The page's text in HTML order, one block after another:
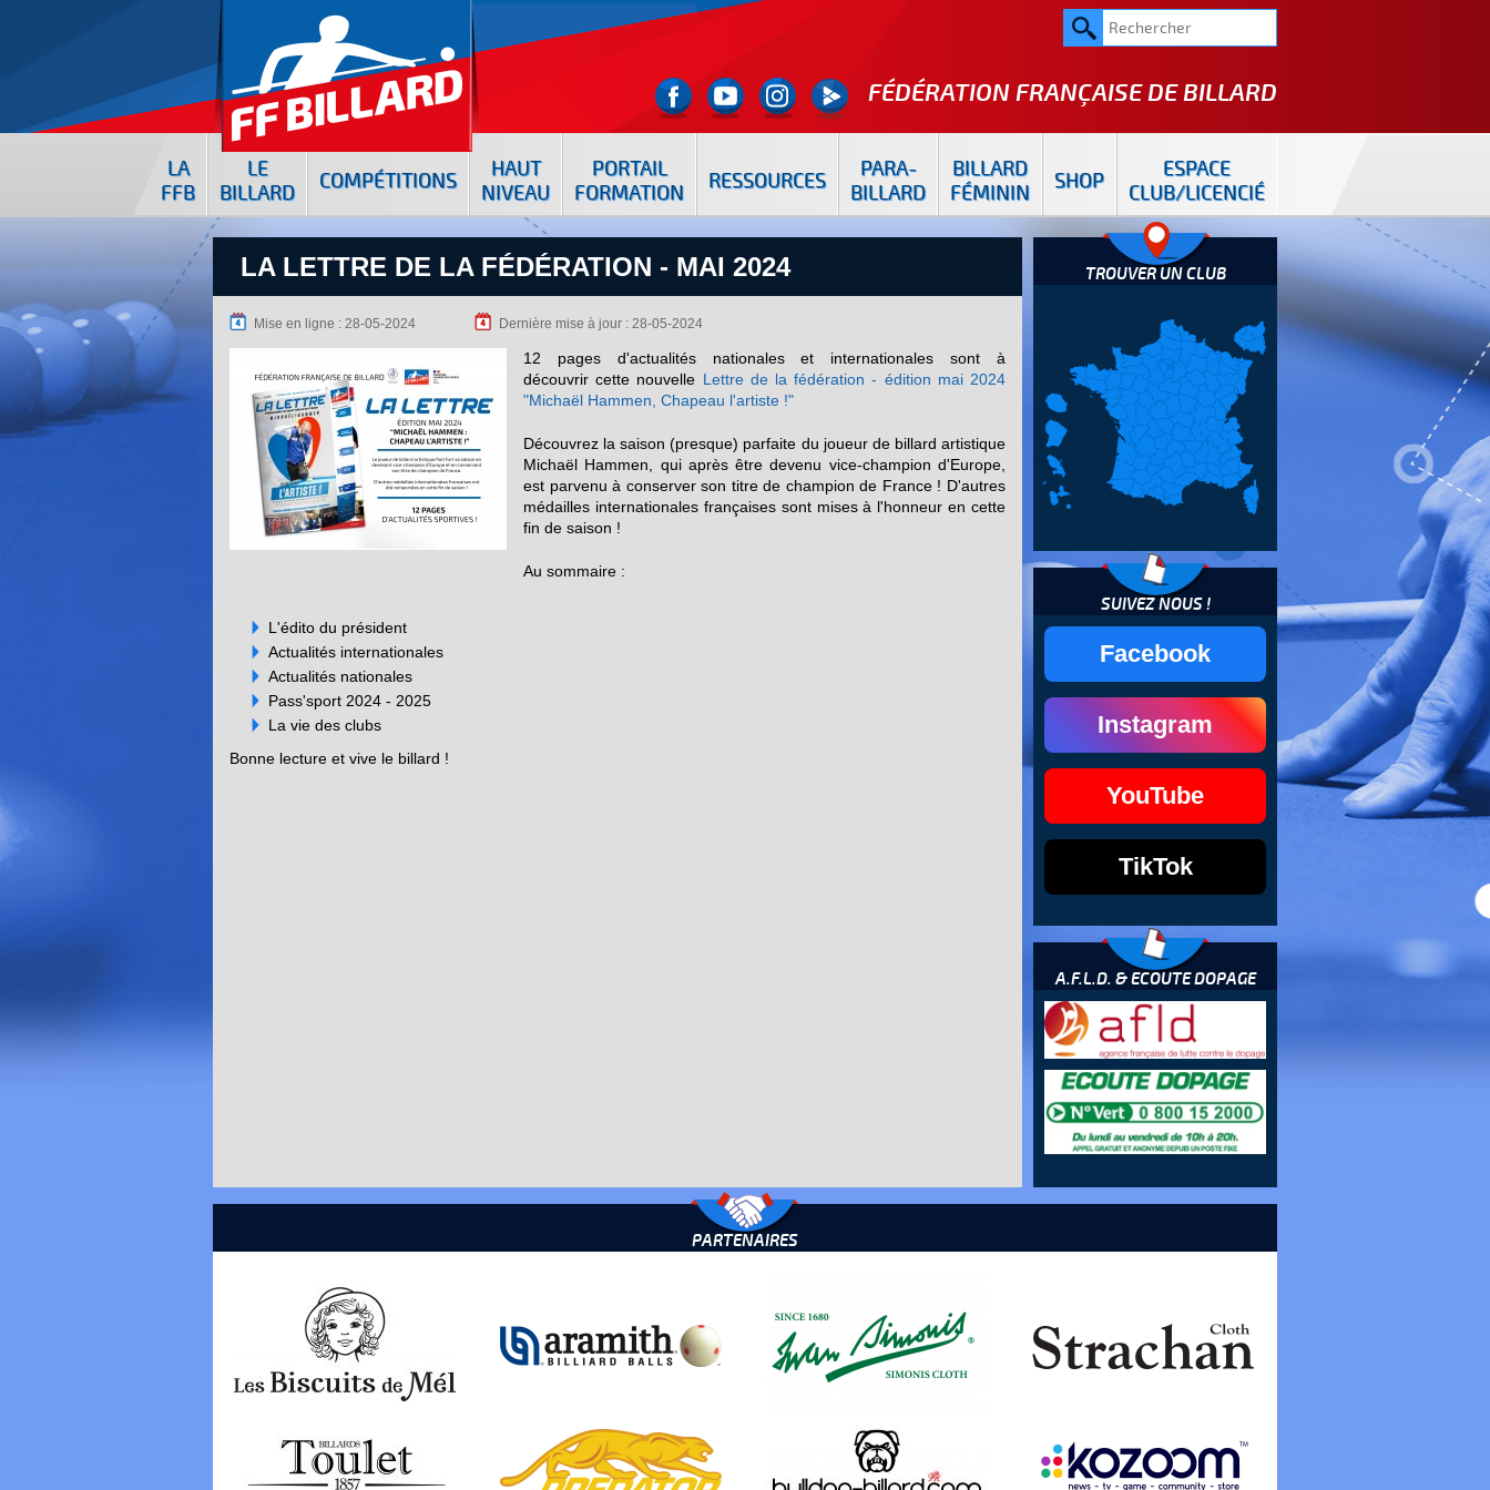
FÉDÉRATION FRANÇAISE DEBILLARD
LA
FFB
LE
BILLARD
COMPÉTITIONS
HAUT
NIVEAU
PORTAIL
FORMATION
RESSOURCES
PARA-
BILLARD
BILLARD
FÉMININ
SHOP
ESPACE
CLUB/LICENCIÉ
LA LETTRE DE LA FÉDÉRATION - MAI 2024
Mise en ligne : 28-05-2024 Dernière mise à jour : 28-05-2024
12 pages d'actualités nationales et internationales sont à
découvrir cette nouvelle Lettre de la fédération - édition mai 2024
"Michaël Hammen, Chapeau l'artiste !"
Découvrez la saison (presque) parfaite du joueur de billard artistique
Michaël Hammen, qui après être devenu vice-champion d'Europe,
est parvenu à conserver son titre de champion de France ! D'autres
médailles internationales françaises sont mises à l'honneur en cette
fin de saison !
Au sommaire :
L'édito du président
Actualités internationales
Actualités nationales
Pass'sport 2024 - 2025
La vie des clubs
Bonne lecture et vive le billard !
TROUVER UN CLUB
SUIVEZ NOUS !
Facebook
Instagram
YouTube
TikTok
A.F.L.D. & ECOUTE DOPAGE
PARTENAIRES